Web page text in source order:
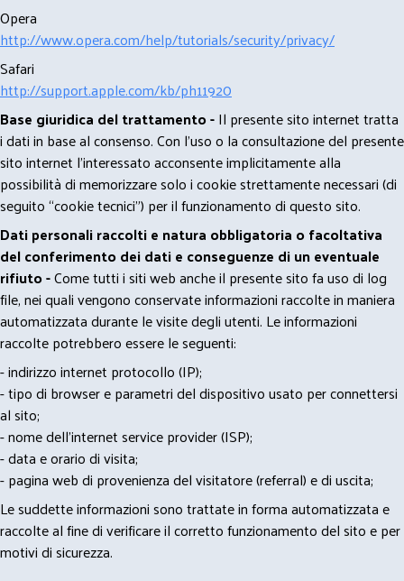
Opera
http://www.opera.com/help/tutorials/security/privacy/
Safari
http://support.apple.com/kb/ph11920
Base giuridica del trattamento -Il presente sito internet tratta
i dati in base al consenso. Con l'uso o la consultazione del presente
sito internet l’interessato acconsente implicitamente alla
possibilità di memorizzare solo i cookie strettamente necessari (di
seguito “cookie tecnici”) per il funzionamento di questo sito.
Dati personali raccolti e natura obbligatoria o facoltativa
del conferimento dei dati e conseguenze di un eventuale
rifiuto -Come tutti i siti web anche il presente sito fa uso di log
file, nei quali vengono conservate informazioni raccolte in maniera
automatizzata durante le visite degli utenti. Le informazioni
raccolte potrebbero essere le seguenti:
- indirizzo internet protocollo (IP);
- tipo di browser e parametri del dispositivo usato per connettersi
al sito;
- nome dell'internet service provider (ISP);
- data e orario di visita;
- pagina web di provenienza del visitatore (referral) e di uscita;
Le suddette informazioni sono trattate in forma automatizzata e
raccolte al fine di verificare il corretto funzionamento del sito e per
motivi di sicurezza.